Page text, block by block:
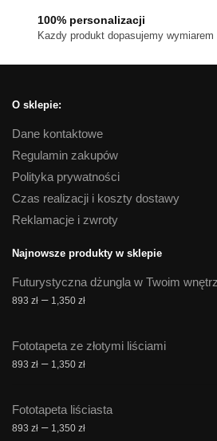
100% personalizacji
Kazdy produkt dopasujemy wymiarem
O sklepie:
Dane kontaktowe
Regulamin zakupów
Polityka prywatności
Czas realizacji i koszty dostawy
Reklamacje i zwroty
Najnowsze produkty w sklepie
Futurystyczna dżungla w Twoim
893 zł – 1,350 złZakres
893 zł
do
Fototapeta ze złotymi liściami
893 zł – 1,350 złZakres
893 zł
do
Fototapeta liściasta
893 zł – 1,350 złZakres